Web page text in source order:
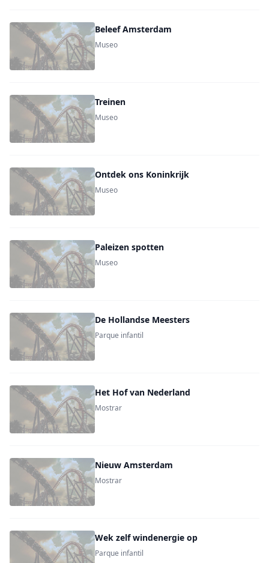
Beleef Amsterdam
Museo
Treinen
Museo
Ontdek ons Koninkrijk
Museo
Paleizen spotten
Museo
De Hollandse Meesters
Parque infantil
Het Hof van Nederland
Mostrar
Nieuw Amsterdam
Mostrar
Wek zelf windenergie op
Parque infantil